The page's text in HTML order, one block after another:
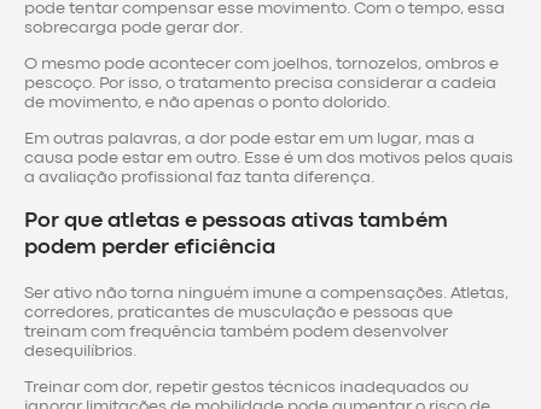
pode tentar compensar esse movimento. Com o tempo, essa
sobrecarga pode gerar dor.
O mesmo pode acontecer com joelhos, tornozelos, ombros e
pescoço. Por isso, o tratamento precisa considerar a cadeia
de movimento, e não apenas o ponto dolorido.
Em outras palavras, a dor pode estar em um lugar, mas a
causa pode estar em outro. Esse é um dos motivos pelos quais
a avaliação profissional faz tanta diferença.
Por que atletas e pessoas ativas também
podem perder eficiência
Ser ativo não torna ninguém imune a compensações. Atletas,
corredores, praticantes de musculação e pessoas que
treinam com frequência também podem desenvolver
desequilíbrios.
Treinar com dor, repetir gestos técnicos inadequados ou